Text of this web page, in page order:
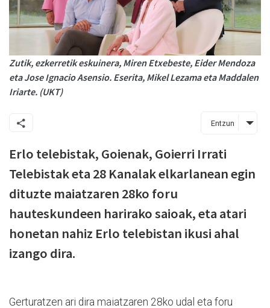
Zutik, ezkerretik eskuinera, Miren Etxebeste, Eider Mendoza
eta Jose Ignacio Asensio. Eserita, Mikel Lezama eta Maddalen
Iriarte. (UKT)
Entzun
Erlo telebistak, Goienak, Goierri Irrati
Telebistak eta 28 Kanalak elkarlanean egin
dituzte maiatzaren 28ko foru
hauteskundeen harirako saioak, eta atari
honetan nahiz Erlo telebistan ikusi ahal
izango dira.
Gerturatzen ari dira maiatzaren 28ko udal eta foru